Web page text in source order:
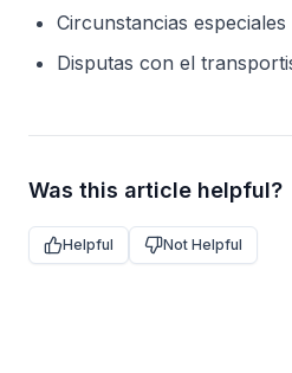
Circunstancias especiales
Disputas con el
Was this article helpful?
Helpful Not Helpful